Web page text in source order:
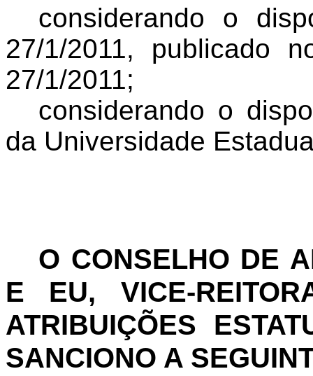
considerando o
27/1/2011, publicado
27/1/2011;
considerando o
da Universidade
O CONSELHO DE
E EU, VICE-
ATRIBUIÇÕES
SANCIONO A